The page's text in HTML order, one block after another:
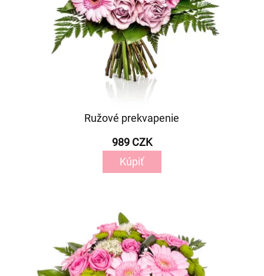
Ružové prekvapenie
989 CZK
Kúpiť